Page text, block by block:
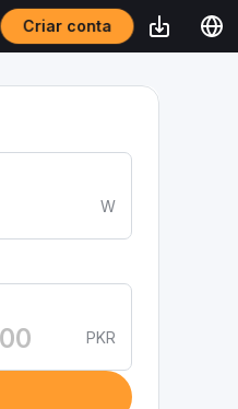
Criar conta
W
PKR